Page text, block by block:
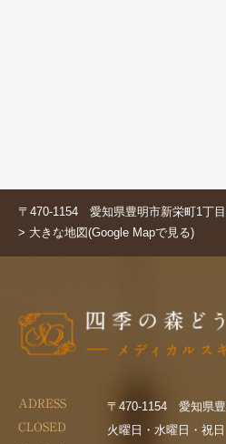
〒470-1154 愛知県豊明市新栄町1丁
> 大きな地図(Google Mapで見る)
ADRESS 〒470-1154 愛知県
CLOSED 火曜日・水曜日・祝日